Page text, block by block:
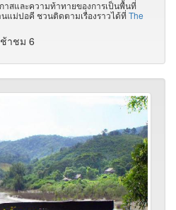
กาสและความท้าทายของการเป็นพื้นที่
แม่ปอคี ชวนติดตามเรื่องราวได้ที่ The
ช้าชม 6